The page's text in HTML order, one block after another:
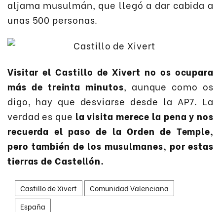
aljama musulmán, que llegó a dar cabida a
unas 500 personas.
Visitar el Castillo de Xivert no os ocupara
más de treinta minutos, aunque como os
digo, hay que desviarse desde la AP7. La
verdad es que la visita merece la pena y nos
recuerda el paso de la Orden de Temple,
pero también de los musulmanes, por estas
tierras de Castellón.
Castillo de Xivert
Comunidad Valenciana
España